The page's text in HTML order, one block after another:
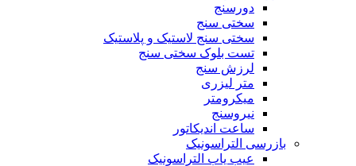
دورسنج
سختی سنج
سختی سنج لاستیک و پلاستیک
تست بلوک سختی سنج
لرزش سنج
متر لیزری
میکرومتر
نیروسنج
ساعت اندیکاتور
بازرسی التراسونیک
عیب یاب التراسونیک